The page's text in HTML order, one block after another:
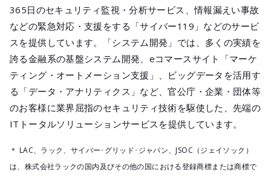
365日のセキュリティ監視・分析サービス、情報漏えい事故
などの緊急対応・支援をする「サイバー119」などのサービ
スを提供しています。「システム開発」では、多くの実績を
誇る金融系の基盤システム開発、eコマースサイト「マーケ
ティング・オートメーション支援」、ビッグデータを活用す
る「データ・アナリティクス」など、官公庁・企業・団体等
のお客様に業界屈指のセキュリティ技術を駆使した、先端の
ITトータルソリューションサービスを提供しています。
＊ LAC、ラック、サイバー･グリッド･ジャパン、JSOC（ジェイソック）
は、株式会社ラックの国内及びその他の国における登録商標または商標で